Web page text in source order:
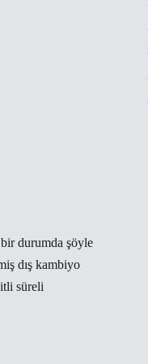
durumda şöyle
dış kambiyo
süreli